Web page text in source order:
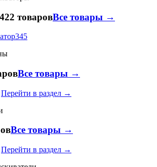
422 товаровВсе товары →
345
Все товары →
Перейти в раздел →
Все товары →
Перейти в раздел →